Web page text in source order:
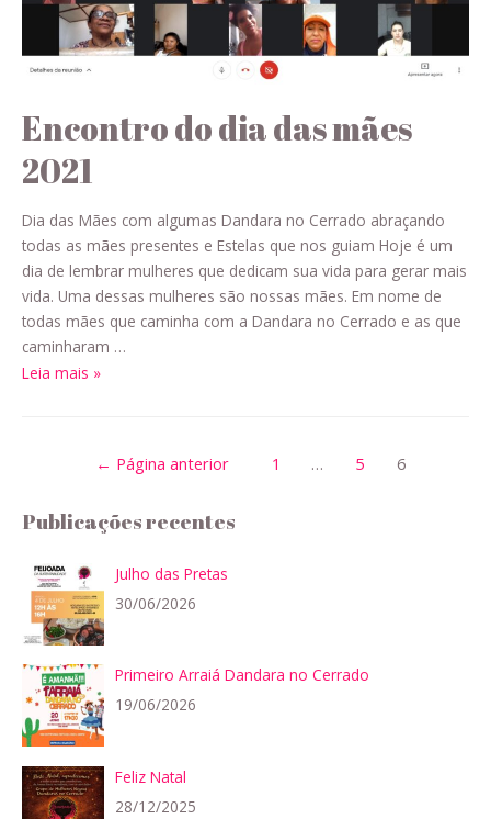
Encontro do dia das mães
2021
Dia das Mães com algumas Dandara no Cerrado abraçando
todas as mães presentes e Estelas que nos guiam Hoje é um
dia de lembrar mulheres que dedicam sua vida para gerar mais
vida. Uma dessas mulheres são nossas mães. Em nome de
todas mães que caminha com a Dandara no Cerrado e as que
caminharam …
Leia mais »
← Página anterior 1 … 5 6
Publicações recentes
Julho das Pretas
30/06/2026
Primeiro Arraiá Dandara no Cerrado
19/06/2026
Feliz Natal
28/12/2025